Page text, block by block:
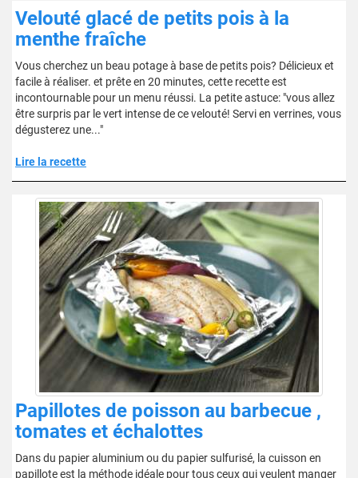
Velouté glacé de petits pois à la
menthe fraîche
Vous cherchez un beau potage à base de petits pois? Délicieux et
facile à réaliser. et prête en 20 minutes, cette recette est
incontournable pour un menu réussi. La petite astuce: "vous allez
être surpris par le vert intense de ce velouté! Servi en verrines, vous
dégusterez une..."
Lire la recette
Papillotes de poisson au barbecue ,
tomates et échalottes
Dans du papier aluminium ou du papier sulfurisé, la cuisson en
papillote est la méthode idéale pour tous ceux qui veulent manger